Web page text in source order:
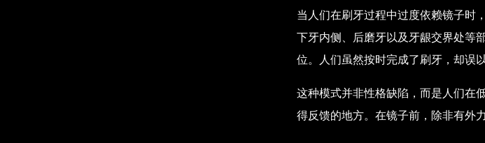
当人们在刷牙过程中过度依赖镜子时
下牙内侧、后磨牙以及牙龈交界处等
位。人们虽然按时完成了刷牙，却误
这种模式并非性格缺陷，而是人们在
得反馈的地方。在镜子前，除非有外